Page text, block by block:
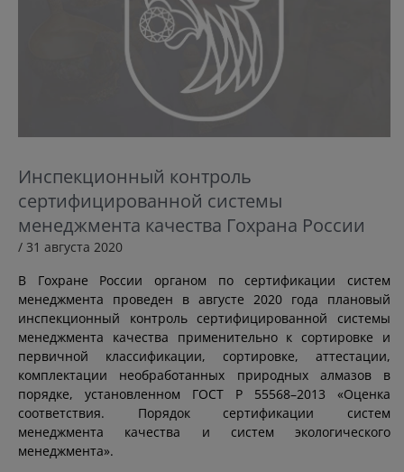
Инспекционный контроль
сертифицированной системы
менеджмента качества Гохрана России
/ 31 августа 2020
В Гохране России органом по сертификации систем
менеджмента проведен в августе 2020 года плановый
инспекционный контроль сертифицированной системы
менеджмента качества применительно к сортировке и
первичной классификации, сортировке, аттестации,
комплектации необработанных природных алмазов в
порядке, установленном ГОСТ Р 55568–2013 «Оценка
соответствия. Порядок сертификации систем
менеджмента качества и систем экологического
менеджмента».